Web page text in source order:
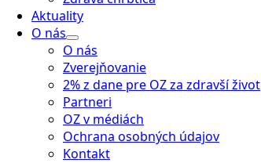
Aktuality
O nás
O nás
Zverejňovanie
2% z dane pre OZ za zdravší život
Partneri
OZ v médiách
Ochrana osobných údajov
Kontakt